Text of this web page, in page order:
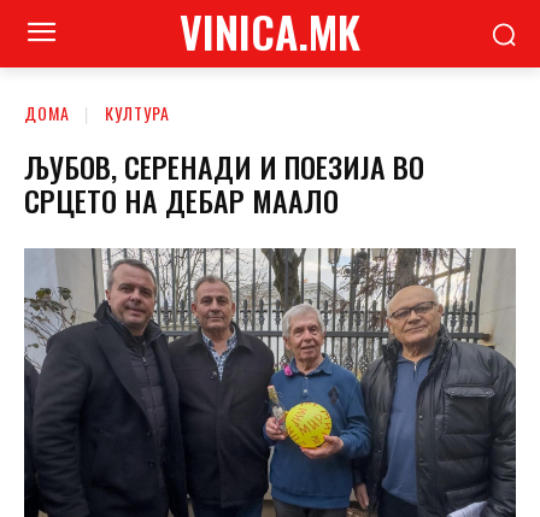
VINICA.MK
ДОМА КУЛТУРА
ЉУБОВ, СЕРЕНАДИ И ПОЕЗИЈА ВО
СРЦЕТО НА ДЕБАР МААЛО